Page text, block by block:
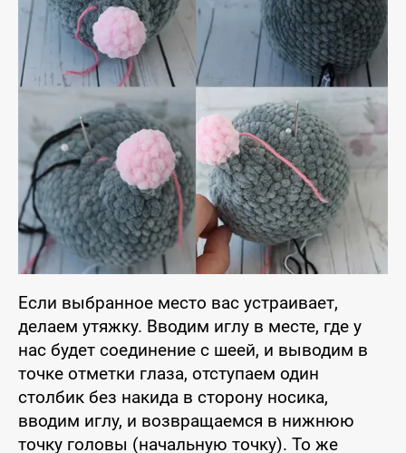
Если выбранное место вас устраивает,
делаем утяжку. Вводим иглу в месте, где у
нас будет соединение с шеей, и выводим в
точке отметки глаза, отступаем один
столбик без накида в сторону носика,
вводим иглу, и возвращаемся в нижнюю
точку головы (начальную точку). То же